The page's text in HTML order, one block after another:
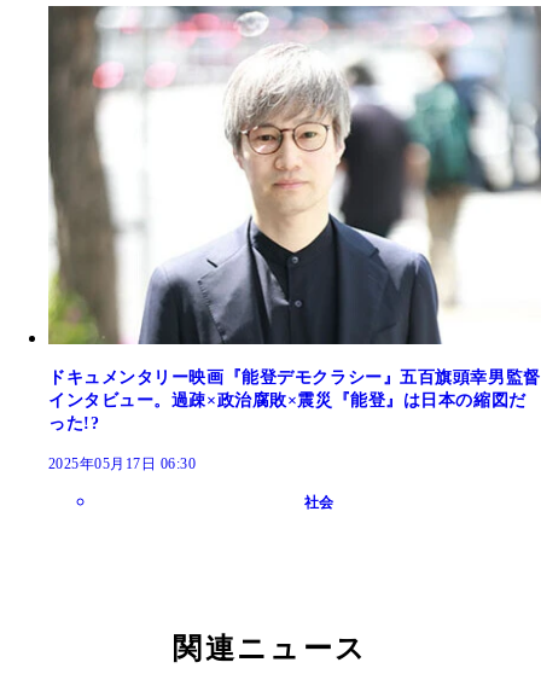
ドキュメンタリー映画『能登デモクラシー』五百旗頭幸男監督
インタビュー。過疎×政治腐敗×震災『能登』は日本の縮図だ
った!?
2025年05月17日 06:30
社会
関連ニュース